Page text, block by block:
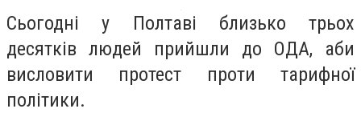
Сьогодні у Полтаві близько трьох
десятків людей прийшли до ОДА, аби
висловити протест проти тарифної
політики.